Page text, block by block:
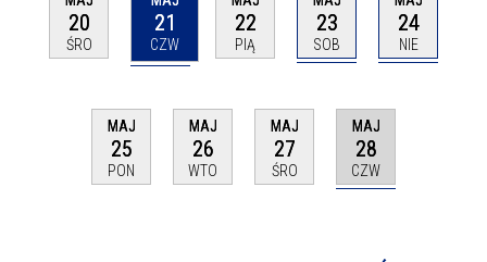
20
ŚRO
21
CZW
22
PIĄ
23
SOB
24
NIE
MAJ
25
PON
MAJ
26
WTO
MAJ
27
ŚRO
MAJ
28
CZW